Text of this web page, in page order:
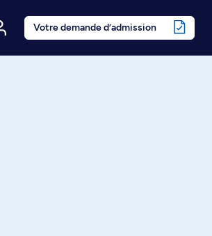
Votre demande d’admission